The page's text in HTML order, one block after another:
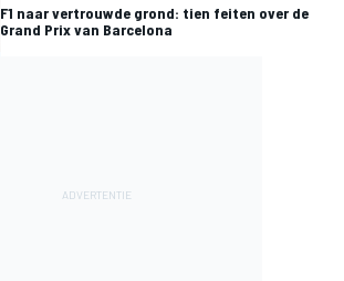
F1 naar vertrouwde grond: tien feiten over de
Grand Prix van Barcelona